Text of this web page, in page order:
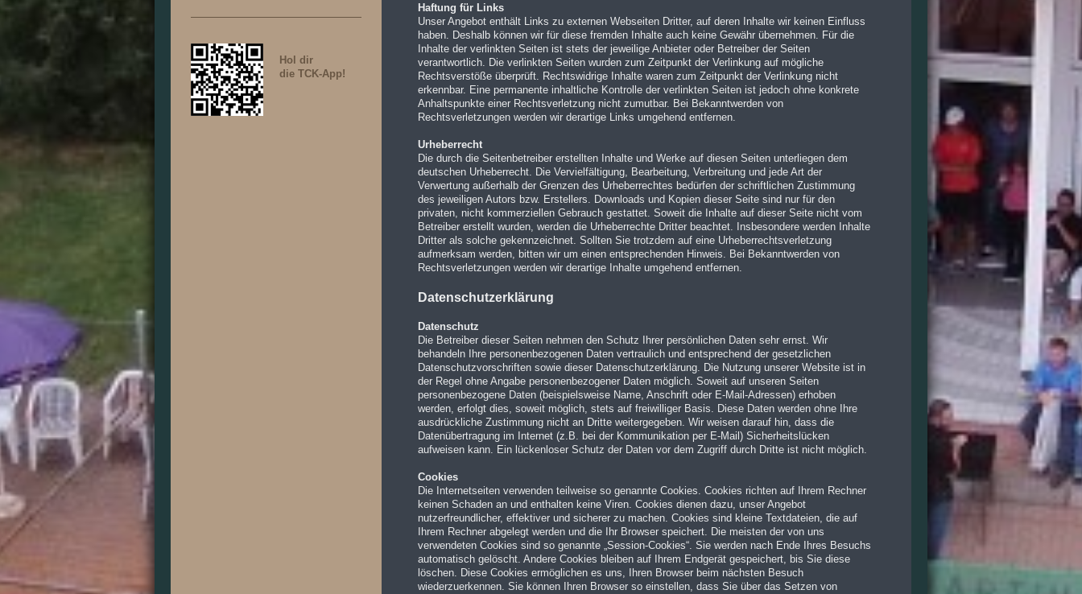
Haftung für Links
Unser Angebot enthält Links zu externen Webseiten Dritter, auf deren Inhalte wir keinen Einfluss
haben. Deshalb können wir für diese fremden Inhalte auch keine Gewähr übernehmen. Für die
Inhalte der verlinkten Seiten ist stets der jeweilige Anbieter oder Betreiber der Seiten
verantwortlich. Die verlinkten Seiten wurden zum Zeitpunkt der Verlinkung auf mögliche
Rechtsverstöße überprüft. Rechtswidrige Inhalte waren zum Zeitpunkt der Verlinkung nicht
erkennbar. Eine permanente inhaltliche Kontrolle der verlinkten Seiten ist jedoch ohne konkrete
Anhaltspunkte einer Rechtsverletzung nicht zumutbar. Bei Bekanntwerden von
Rechtsverletzungen werden wir derartige Links umgehend entfernen.
Urheberrecht
Die durch die Seitenbetreiber erstellten Inhalte und Werke auf diesen Seiten unterliegen dem
deutschen Urheberrecht. Die Vervielfältigung, Bearbeitung, Verbreitung und jede Art der
Verwertung außerhalb der Grenzen des Urheberrechtes bedürfen der schriftlichen Zustimmung
des jeweiligen Autors bzw. Erstellers. Downloads und Kopien dieser Seite sind nur für den
privaten, nicht kommerziellen Gebrauch gestattet. Soweit die Inhalte auf dieser Seite nicht vom
Betreiber erstellt wurden, werden die Urheberrechte Dritter beachtet. Insbesondere werden Inhalte
Dritter als solche gekennzeichnet. Sollten Sie trotzdem auf eine Urheberrechtsverletzung
aufmerksam werden, bitten wir um einen entsprechenden Hinweis. Bei Bekanntwerden von
Rechtsverletzungen werden wir derartige Inhalte umgehend entfernen.
Datenschutzerklärung
Datenschutz
Die Betreiber dieser Seiten nehmen den Schutz Ihrer persönlichen Daten sehr ernst. Wir
behandeln Ihre personenbezogenen Daten vertraulich und entsprechend der gesetzlichen
Datenschutzvorschriften sowie dieser Datenschutzerklärung. Die Nutzung unserer Website ist in
der Regel ohne Angabe personenbezogener Daten möglich. Soweit auf unseren Seiten
personenbezogene Daten (beispielsweise Name, Anschrift oder E-Mail-Adressen) erhoben
werden, erfolgt dies, soweit möglich, stets auf freiwilliger Basis. Diese Daten werden ohne Ihre
ausdrückliche Zustimmung nicht an Dritte weitergegeben. Wir weisen darauf hin, dass die
Datenübertragung im Internet (z.B. bei der Kommunikation per E-Mail) Sicherheitslücken
aufweisen kann. Ein lückenloser Schutz der Daten vor dem Zugriff durch Dritte ist nicht möglich.
Cookies
Die Internetseiten verwenden teilweise so genannte Cookies. Cookies richten auf Ihrem Rechner
keinen Schaden an und enthalten keine Viren. Cookies dienen dazu, unser Angebot
nutzerfreundlicher, effektiver und sicherer zu machen. Cookies sind kleine Textdateien, die auf
Ihrem Rechner abgelegt werden und die Ihr Browser speichert. Die meisten der von uns
verwendeten Cookies sind so genannte „Session-Cookies“. Sie werden nach Ende Ihres Besuchs
automatisch gelöscht. Andere Cookies bleiben auf Ihrem Endgerät gespeichert, bis Sie diese
löschen. Diese Cookies ermöglichen es uns, Ihren Browser beim nächsten Besuch
wiederzuerkennen. Sie können Ihren Browser so einstellen, dass Sie über das Setzen von
Hol dir
die TCK-App!